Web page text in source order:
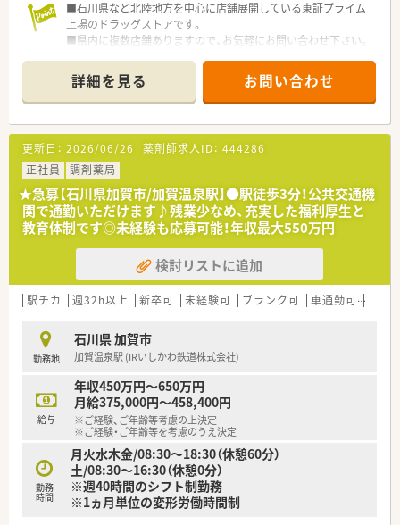
■石川県など北陸地方を中心に店舗展開している東証プライム
上場のドラッグストアです。
■県内に複数店舗ありますので、お気軽にお問い合わせ下さい。
詳細を見る お問い合わせ
更新日： 2026/06/26 薬剤師求人ID： 444286
正社員
調剤薬局
★急募【石川県加賀市/加賀温泉駅】●駅徒歩3分！公共交通機
関で通勤いただけます♪残業少なめ、充実した福利厚生と
教育体制です◎未経験も応募可能！年収最大550万円
検討リストに追加
駅チカ 週32h以上 新卒可 未経験可 ブランク可 車通勤可
勤務地
石川県 加賀市
加賀温泉駅 (IRいしかわ鉄道株式会社)
給与
年収450万円～650万円
月給375,000円～458,400円
※ご経験、ご年齢等考慮の上決定
※ご経験・ご年齢等を考慮のうえ決定
勤務
時間
月火水木金/08:30～18:30（休憩60分）
土/08:30～16:30（休憩0分）
※週40時間のシフト制勤務
※1ヵ月単位の変形労働時間制